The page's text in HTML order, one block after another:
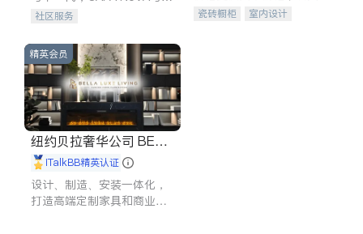
携手建设包容、公平、充满
社区服务
台面，多种优质不锈钢水
瓷砖橱柜
室内设计
精英会员
纽约贝拉奢华公司 BELL
A LUXE
iTalkBB精英认证
设计、制造、安装一体化，
打造高端定制家具和商业空